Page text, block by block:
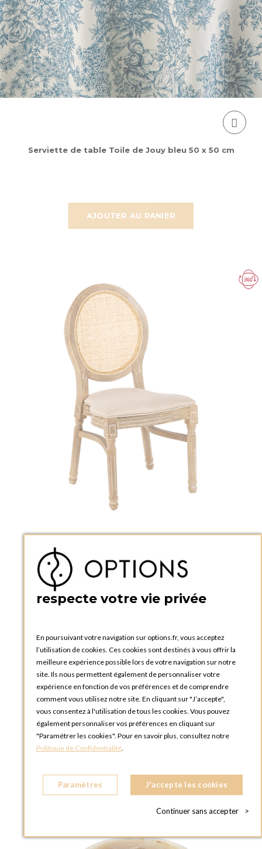
AJOUTER AU PANIER
Serviette de table Toile de Jouy bleu 50 x 50 cm
AJOUTER AU PANIER
Chaise Montaigne cannée
respecte votre vie privée
En poursuivant votre navigation sur options.fr, vous acceptez
l’utilisation de cookies. Ces cookies sont destinés à vous offrir la
meilleure expérience possible lors de votre navigation sur notre
site. Ils nous permettent également de personnaliser votre
expérience en fonction de vos préférences et de comprendre
comment vous utilisez notre site. En cliquant sur "J’accepte",
vous consentez à l'utilisation de tous les cookies. Vous pouvez
également personnaliser vos préférences en cliquant sur
"Paramétrer les cookies". Pour en savoir plus, consultez notre
Politique de Confidentialité.
Paramètres J'accepte les cookies
Continuer sans accepter >